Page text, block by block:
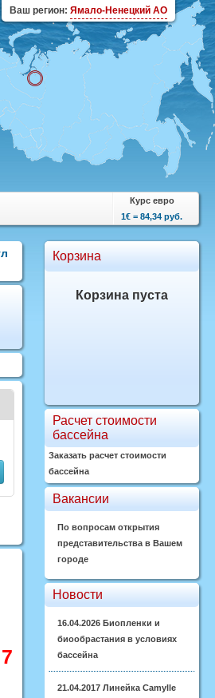
Ваш регион: Ямало-Ненецкий АО
Курс евро
1€ = 84,34 руб.
Корзина
Корзина пуста
Расчет стоимости
бассейна
Заказать расчет стоимости
бассейна
Вакансии
По вопросам открытия
представительства в Вашем
городе
Новости
16.04.2026 Биопленки и
биообрастания в условиях
бассейна
21.04.2017 Линейка Camylle